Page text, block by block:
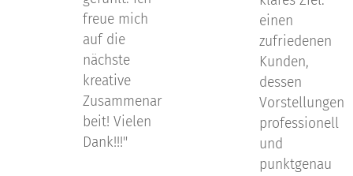
freue mich
auf die
nächste
kreative
Zusammenar
beit! Vielen
Dank!!!"
einen
zufriedenen
Kunden,
dessen
Vorstellungen
professionell
und
punktgenau